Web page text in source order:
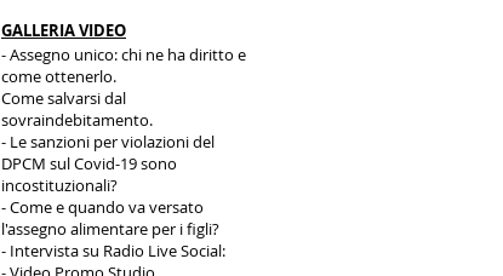
GALLERIA VIDEO
- Assegno unico: chi ne ha diritto e
come ottenerlo.
Come salvarsi dal
sovraindebitamento.
- Le sanzioni per violazioni del
DPCM sul Covid-19 sono
incostituzionali?
- Come e quando va versato
l'assegno alimentare per i figli?
- Intervista su Radio Live Social: